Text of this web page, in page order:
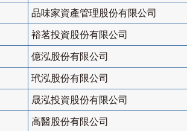
品味家資產管理股份有限公司
裕茗投資股份有限公司
億泓股份有限公司
玳泓股份有限公司
晟泓投資股份有限公司
高醫股份有限公司